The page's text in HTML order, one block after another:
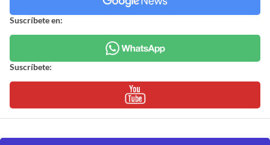
Suscríbete en:
Suscríbete: